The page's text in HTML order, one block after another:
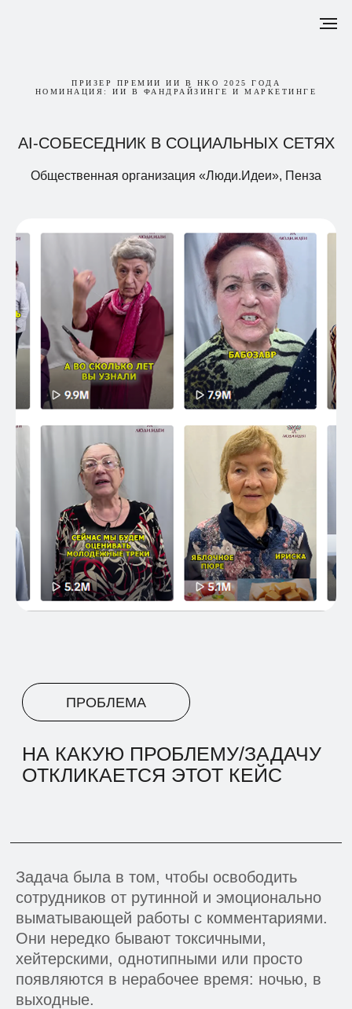
ПРИЗЕР ПРЕМИИ ИИ В НКО 2025 ГОДА
НОМИНАЦИЯ: ИИ В ФАНДРАЙЗИНГЕ И МАРКЕТИНГЕ
AI-СОБЕСЕДНИК В СОЦИАЛЬНЫХ СЕТЯХ
Общественная организация «Люди.Идеи», Пенза
НА КАКУЮ ПРОБЛЕМУ/ЗАДАЧУ
ОТКЛИКАЕТСЯ ЭТОТ КЕЙС
ПРОБЛЕМА
Задача была в том, чтобы освободить
сотрудников от рутинной и эмоционально
выматывающей работы с комментариями.
Они нередко бывают токсичными,
хейтерскими, однотипными или просто
появляются в нерабочее время: ночью, в
выходные.
КАКОЕ РЕШЕНИЕ БЫЛО
НАЙДЕНО/РАЗРАБОТАНО,
КАКОЕ БЫЛО УЧАСТИЕ ИИ